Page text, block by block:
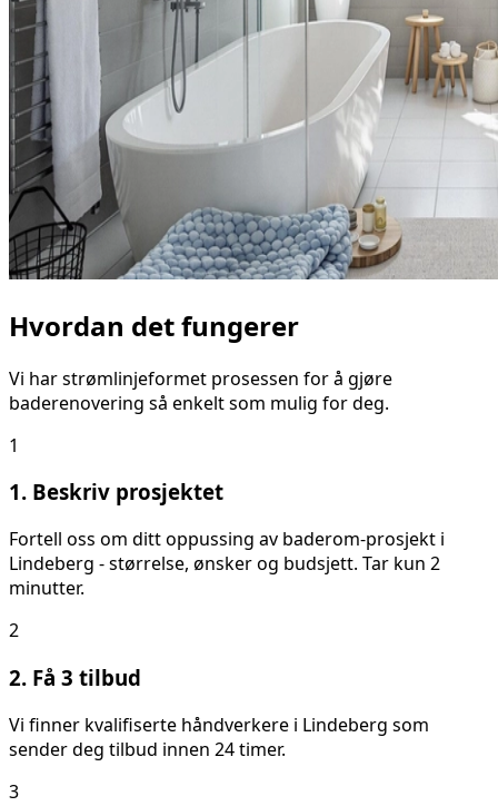
Hvordan det fungerer
Vi har strømlinjeformet prosessen for å gjøre
baderenovering så enkelt som mulig for deg.
1
1. Beskriv prosjektet
Fortell oss om dittoppussing av baderom-prosjekt i
Lindeberg - størrelse, ønsker og budsjett. Tar kun 2
minutter.
2
2. Få 3 tilbud
Vi finner kvalifiserte håndverkere i Lindeberg som
sender deg tilbud innen 24 timer.
3